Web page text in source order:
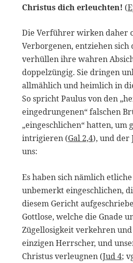
Christus dich erleuchten! (
Die Verführer wirken daher
Verborgenen, entziehen sich
verhüllen ihre wahren
doppelzüngig. Sie dringen
allmählich und heimlich in
So spricht Paulus von den
eingedrungenen“ falschen
„eingeschlichen“ hatten, um
intrigieren (Gal 2,4), und der
uns:
Es haben sich nämlich
unbemerkt eingeschlichen,
diesem Gericht
Gottlose, welche die Gnade
Zügellosigkeit verkehren und
einzigen Herrscher, und
Christus verleugnen (Jud 4;